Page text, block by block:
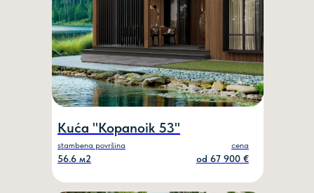
Kuća "Kopanoik 53"
stambena površina
56.6 м2
cena
od 67 900 €